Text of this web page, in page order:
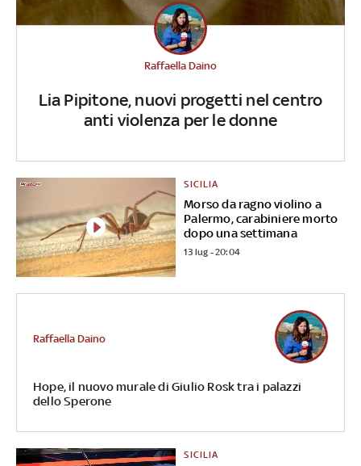
Lia Pipitone, nuovi progetti nel centro
anti violenza per le donne
Raffaella Daino
Morso da ragno violino a
Palermo, carabiniere morto
dopo una settimana
SICILIA
13 lug - 20:04
Hope, il nuovo murale di Giulio Rosk tra i palazzi
dello Sperone
Raffaella Daino
SICILIA